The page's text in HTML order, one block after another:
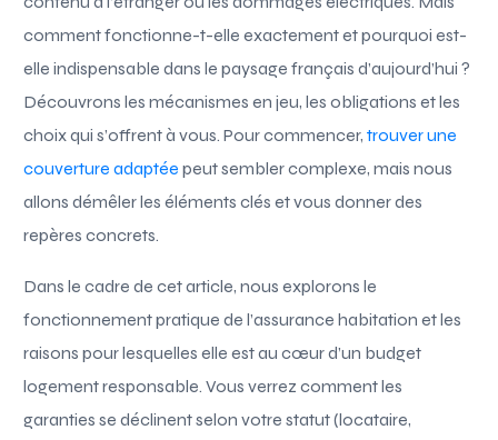
comment fonctionne-t-elle exactement et pourquoi est-
elle indispensable dans le paysage français d’aujourd’hui ?
Découvrons les mécanismes en jeu, les obligations et les
choix qui s’offrent à vous. Pour commencer,trouver une
couverture adaptée peut sembler complexe, mais nous
allons démêler les éléments clés et vous donner des
repères concrets.
Dans le cadre de cet article, nous explorons le
fonctionnement pratique de l’assurance habitation et les
raisons pour lesquelles elle est au cœur d’un budget
logement responsable. Vous verrez comment les
garanties se déclinent selon votre statut (locataire,